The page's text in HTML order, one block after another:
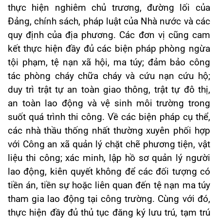
thực hiện nghiêm chủ trương, đường lối của
Đảng, chính sách, pháp luật của Nhà nước và các
quy định của địa phương. Các đơn vị cũng cam
kết thực hiện đầy đủ các biện pháp phòng ngừa
tội phạm, tệ nạn xã hội, ma túy; đảm bảo công
tác phòng cháy chữa cháy và cứu nạn cứu hộ;
duy trì trật tự an toàn giao thông, trật tự đô thị,
an toàn lao động và vệ sinh môi trường trong
suốt quá trình thi công. Về các biện pháp cụ thể,
các nhà thầu thống nhất thường xuyên phối hợp
với Công an xã quản lý chặt chẽ phương tiện, vật
liệu thi công; xác minh, lập hồ sơ quản lý người
lao động, kiên quyết không để các đối tượng có
tiền án, tiền sự hoặc liên quan đến tệ nạn ma túy
tham gia lao động tại công trường. Cùng với đó,
thực hiện đầy đủ thủ tục đăng ký lưu trú, tạm trú